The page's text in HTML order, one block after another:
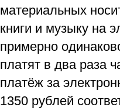
материальных
книги и музыку на
примерно
платят в два раза
платёж за
1350 рублей